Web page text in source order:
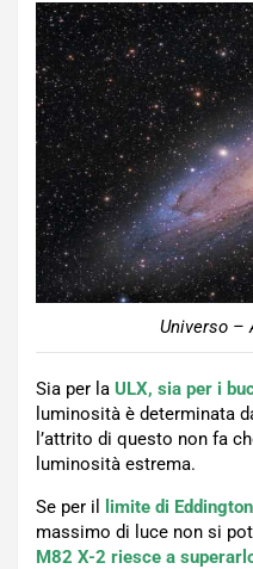
Universo –
Sia per la ULX, sia per i
luminosità è determinata
l’attrito di questo non fa
luminosità estrema.
Se per il
limite di Eddington
massimo di luce non si
M82 X-2 riesce a